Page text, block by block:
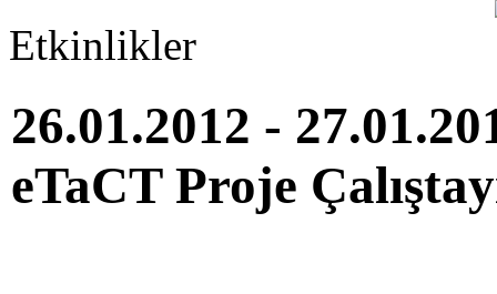
Etkinlikler
26.01.2012 -
eTaCT Proje